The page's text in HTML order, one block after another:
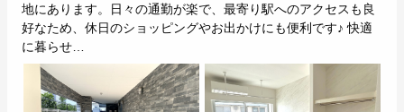
地にあります。日々の通勤が楽で、最寄り駅へのアクセスも良
好なため、休日のショッピングやお出かけにも便利です♪ 快適
に暮らせ…